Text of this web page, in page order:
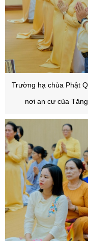
Trường hạ chùa Phật
nơi an cư của